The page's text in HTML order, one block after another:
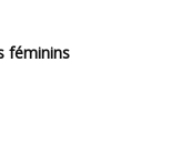
féminins